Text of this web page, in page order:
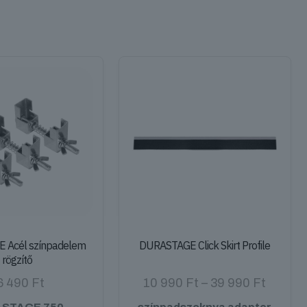
Acél színpadelem
rögzítő
490 Ft
DURASTAGE Click Skirt Profile
10 990 Ft – 39 990 Ft